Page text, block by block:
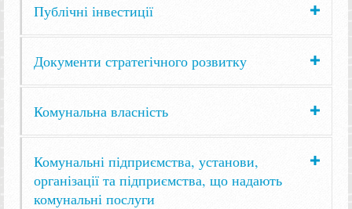
Публічні інвестиції
Документи стратегічного розвитку
Комунальна власність
Комунальні підприємства, установи,
організації та підприємства, що надають
комунальні послуги